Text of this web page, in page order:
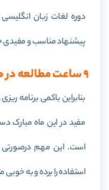
دوره لغات زبان
پیشنهاد مناسب و مفیدی
9 ساعت مطالعه در ماه رمضان در سال کنکور :
مفید در این ماه
است. این مهم درصورتی
استفاده را برده و به خوبی